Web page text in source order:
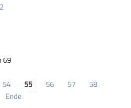
69
54 55 56 57
58
Ende